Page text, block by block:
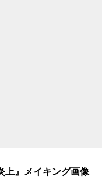
上』メイキング画像